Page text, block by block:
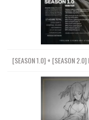
[SEASON 1.0] + [SEASON 2.0]